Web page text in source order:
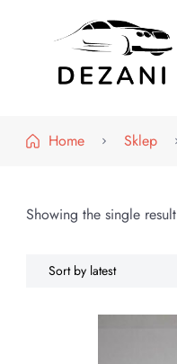
Home
Sklep
Showing the single result